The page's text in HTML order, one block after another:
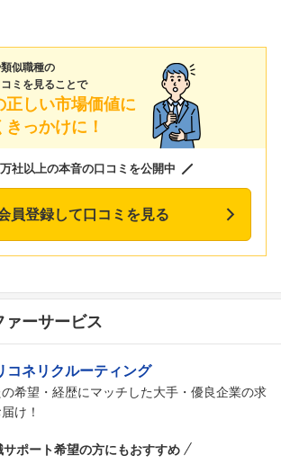
似職種の
ミを見ることで
正しい市場価値に
きっかけに！
社以上の本音の口コミを公開中
員登録して口コミを見る
ァーサービス
コネリクルーティング
希望・経歴にマッチした大手・優良企業の求
け！
サポート希望の方にもおすすめ